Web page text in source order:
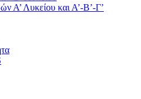
Α’ Λυκείου και Α’-Β’-Γ’